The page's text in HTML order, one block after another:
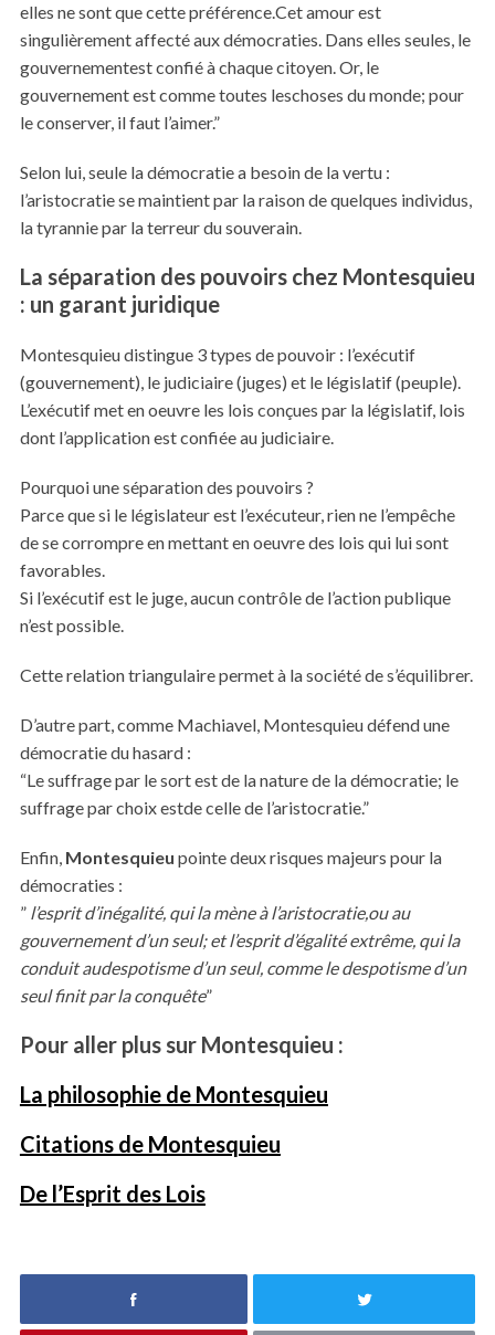
elles ne sont que cette préférence.Cet amour est
singulièrement affecté aux démocraties. Dans elles seules, le
gouvernementest confié à chaque citoyen. Or, le
gouvernement est comme toutes leschoses du monde; pour
le conserver, il faut l’aimer.”
Selon lui, seule la démocratie a besoin de la vertu :
l’aristocratie se maintient par la raison de quelques individus,
la tyrannie par la terreur du souverain.
La séparation des pouvoirs chez Montesquieu
: un garant juridique
Montesquieu distingue 3 types de pouvoir : l’exécutif
(gouvernement), le judiciaire (juges) et le législatif (peuple).
L’exécutif met en oeuvre les lois conçues par la législatif, lois
dont l’application est confiée au judiciaire.
Pourquoi une séparation des pouvoirs ?
Parce que si le législateur est l’exécuteur, rien ne l’empêche
de se corrompre en mettant en oeuvre des lois qui lui sont
favorables.
Si l’exécutif est le juge, aucun contrôle de l’action publique
n’est possible.
Cette relation triangulaire permet à la société de s’équilibrer.
D’autre part, comme Machiavel, Montesquieu défend une
démocratie du hasard :
“Le suffrage par le sort est de la nature de la démocratie; le
suffrage par choix estde celle de l’aristocratie.”
Enfin, Montesquieu pointe deux risques majeurs pour la
démocraties :
” l’esprit d’inégalité, qui la mène à l’aristocratie,ou au
gouvernement d’un seul; et l’esprit d’égalité extrême, qui la
conduit audespotisme d’un seul, comme le despotisme d’un
seul finit par la conquête”
Pour aller plus sur Montesquieu :
La philosophie de Montesquieu
Citations de Montesquieu
De l’Esprit des Lois